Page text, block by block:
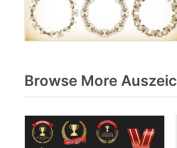
Browse More